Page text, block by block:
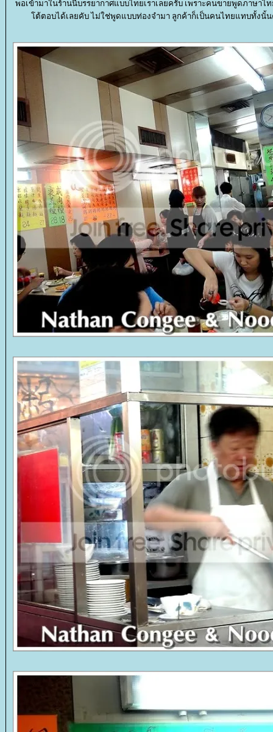
พอเข้ามาในร้านนี้บรรยากาศแบบไทยเราเลยครับ เพราะคนขายพูดภาษา
ต้ตอบได้เลยคับ ไม่ใช่พูดแบบท่องจำมา ลูกค้าก็เป็นคนไทยแทบทั้ง